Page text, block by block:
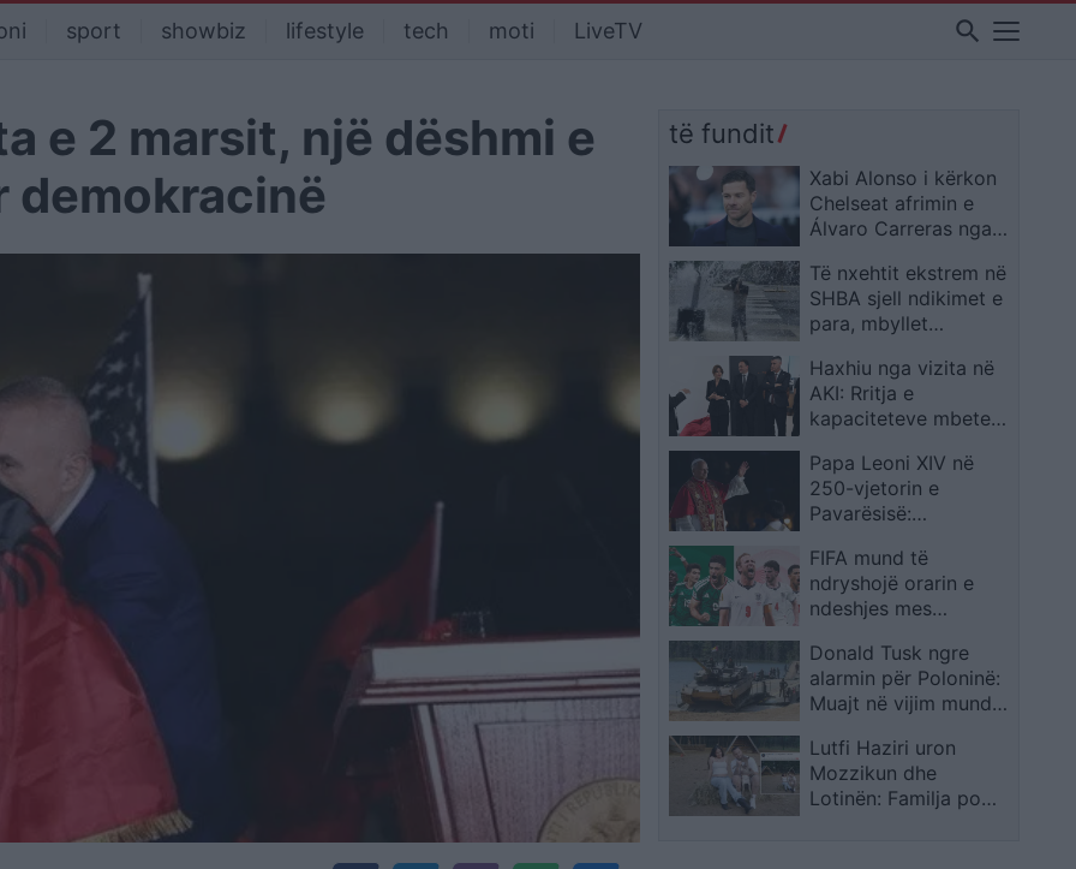
sport showbiz lifestyle tech moti LiveTV search
e 2 marsit, një dëshmi e
demokracinë
të fundit
Xabi Alonso i kërkon
Chelseat afrimin e
Álvaro Carreras nga
Të nxehtit ekstrem në
SHBA sjell ndikimet e
para, mbyllet
Madh Shtetëror
Amerikan gjatë
kremtimeve të 4
Haxhiu nga vizita në
AKI: Rritja e
kapaciteteve mbetet
sfidave të ardhshme
Papa Leoni XIV në
250-vjetorin e
Pavarësisë:
ndihmuar në ngritjen e
SHBA-së, mesazh
edhe për Trump
FIFA mund të
ndryshojë orarin e
ndeshjes mes
për shkak të motit
Donald Tusk ngre
alarmin për Poloninë:
Muajt në vijim mund
për sigurinë
Lutfi Haziri uron
Mozzikun dhe
Lotinën: Familja po